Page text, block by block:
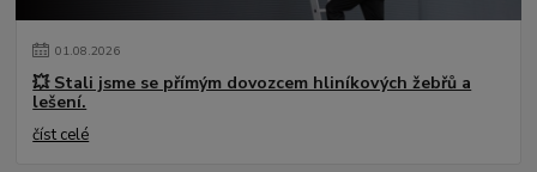
01.08.2026
💥 Stali jsme se přímým dovozcem hliníkových žebřů a
lešení.
číst celé